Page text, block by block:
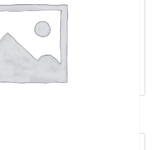
512GB/15,6″FHD/W11 –
€ 829,24 €
u košaricu